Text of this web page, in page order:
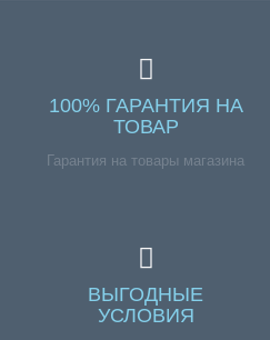
100% ГАРАНТИЯ НА
ТОВАР
Гарантия на товары магазина
ВЫГОДНЫЕ
УСЛОВИЯ